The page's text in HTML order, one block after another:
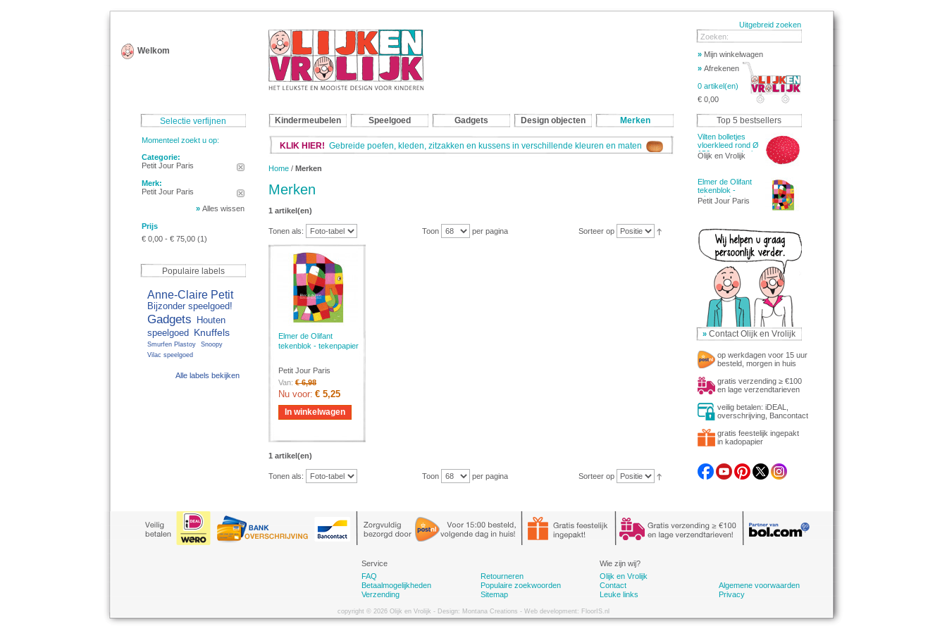
Welkom
Kindermeubelen Speelgoed Gadgets Design objecten Merken
KLIK HIER! Gebreide poefen, kleden, zitzakken en kussens in verschillende kleuren en maten
Uitgebreid zoeken
Zoeken:
» Mijn winkelwagen
» Afrekenen
0 artikel(en)
€ 0,00
Home / Merken
Merken
1 artikel(en)
Tonen als: Toon per pagina Sorteer op
Elmer de Olifant
tekenblok - tekenpapier
Petit Jour Paris
Van: € 6,98
Nu voor: € 5,25
In winkelwagen
1 artikel(en)
Tonen als: Toon per pagina Sorteer op
Selectie verfijnen
Momenteel zoekt u op:
Categorie:
Petit Jour Paris
Merk:
Petit Jour Paris
» Alles wissen
Prijs
€ 0,00 - € 75,00 (1)
Populaire labels
Anne-Claire Petit
Bijzonder speelgoed!
Gadgets
Houten
speelgoed
Knuffels
Smurfen Plastoy
Snoopy
Vilac speelgoed
Alle labels bekijken
Top 5 bestsellers
Vilten bolletjes
vloerkleed rond Ø
150cm - rood wit
Olijk en Vrolijk
Elmer de Olifant
tekenblok -
tekenpapier
Petit Jour Paris
» Contact Olijk en Vrolijk
op werkdagen voor 15 uur
besteld, morgen in huis
gratis verzending ≥ €100
en lage verzendtarieven
veilig betalen: iDEAL,
overschrijving, Bancontact
gratis feestelijk ingepakt
in kadopapier
Service
FAQ
Betaalmogelijkheden
Verzending
Retourneren
Populaire zoekwoorden
Sitemap
Wie zijn wij?
Olijk en Vrolijk
Contact
Leuke links
Algemene voorwaarden
Privacy
copyright © 2026 Olijk en Vrolijk - Design: Montana Creations - Web development: FloorIS.nl